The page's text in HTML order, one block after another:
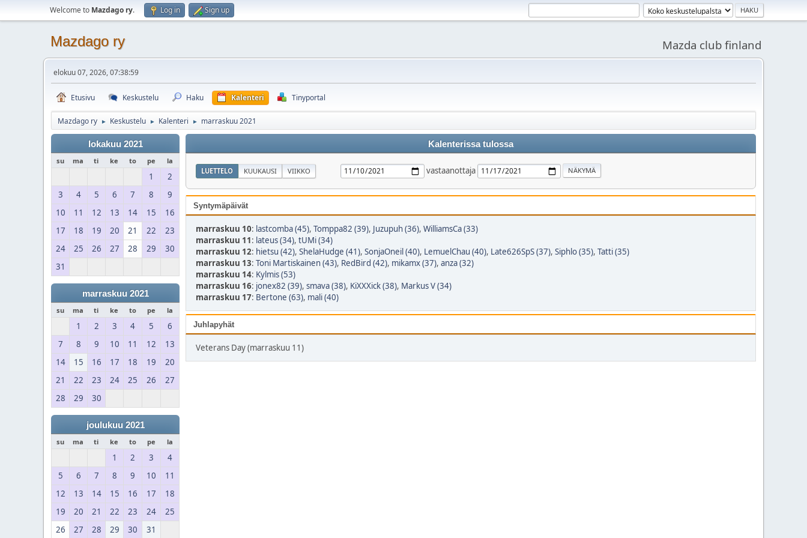
Welcome to Mazdago ry. Log in Sign up
Mazdago ry Mazda club finland
elokuu 07, 2026, 07:38:59
Etusivu Keskustelu Haku Kalenteri Tinyportal
Mazdago ry ► Keskustelu ► Kalenteri ► marraskuu 2021
lokakuu 2021
su ma ti ke to pe la
1
2
3
4 5 6 7 8
9
10
11 12 13 14 15
16
17
18 19 20 21 22
23
24
25 26 27 28 29
30
31
marraskuu 2021
su ma ti ke to pe la
1 2 3 4 5
6
7
8 9 10 11 12
13
14
15 16 17 18 19
20
21
22 23 24 25 26
27
28
29 30
joulukuu 2021
su ma ti ke to pe la
1 2 3
4
5
6 7 8 9 10
11
12
13 14 15 16 17
18
19
20 21 22 23 24
25
26
27 28 29 30 31
Kalenterissa tulossa
LUETTELO KUUKAUSI VIIKKO vastaanottaja
Syntymäpäivät
marraskuu 10: lastcomba (45), Tomppa82 (39), Juzupuh (36), WilliamsCa (33)
marraskuu 11: lateus (34), tUMi (34)
marraskuu 12: hietsu (42), ShelaHudge (41), SonjaOneil (40), LemuelChau (40), Late626SpS (37), Siphlo (35), Tatti (35)
marraskuu 13: Toni Martiskainen (43), RedBird (42), mikamx (37), anza (32)
marraskuu 14: Kylmis (53)
marraskuu 16: jonex82 (39), smava (38), KiXXXick (38), Markus V (34)
marraskuu 17: Bertone (63), mali (40)
Juhlapyhät
Veterans Day (marraskuu 11)